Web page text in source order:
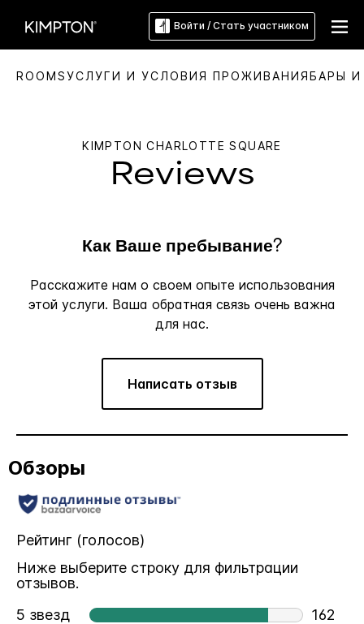
Войти / Стать участником
ROOMSУСЛУГИ И УСЛОВИЯ ПРОЖИВАНИЯБАРЫ
KIMPTON CHARLOTTE SQUARE
Reviews
Как Ваше пребывание?
Расскажите нам о своем опыте использования
этой услуги. Ваша обратная связь очень важна
для нас.
Написать отзыв